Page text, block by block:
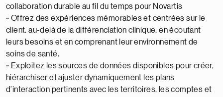
collaboration durable au fil du temps pour Novartis
~ Offrez des expériences mémorables et centrées sur le
client, au-delà de la différenciation clinique, en écoutant
leurs besoins et en comprenant leur environnement de
soins de santé.
~ Exploitez les sources de données disponibles pour créer,
hiérarchiser et ajuster dynamiquement les plans
d’interaction pertinents avec les territoires, les comptes et